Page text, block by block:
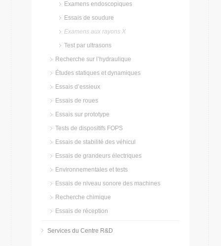
Examens endoscopiques
Essais de soudure
Examens aux rayons X
Test par ultrasons
Recherche sur l’hydraulique
Études statiques et dynamiques
Essais d’essieux
Essais de roues
Essais sur prototype
Tests de dispositifs FOPS
Essais de stabilité des véhicul
Essais de grandeurs électriques
Environnementales et tests
Essais de niveau sonore des machines
Recherche chimique
Essais de réception
Services du Centre R&D